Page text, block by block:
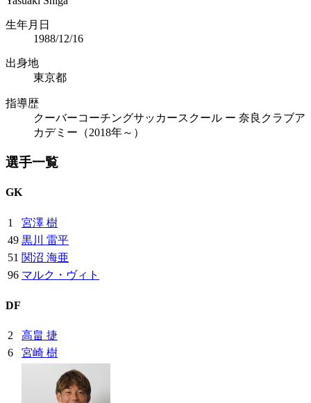
生年月日
1988/12/16
出身地
東京都
指導歴
クーバーコーチングサッカースクール ー 奈良クラブア
カデミー（2018年～）
選手一覧
GK
1
宮澤 樹
49 黒川 雷平
51 関沼 海亜
96 マルク・ヴィト
DF
2
高畠 捷
6
宮崎 樹